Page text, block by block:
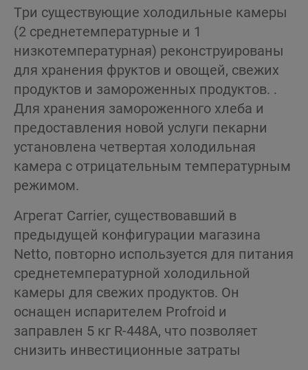
Три существующие холодильные камеры
(2 среднетемпературные и 1
низкотемпературная) реконструированы
для хранения фруктов и овощей, свежих
продуктов и замороженных продуктов. .
Для хранения замороженного хлеба и
предоставления новой услуги пекарни
установлена четвертая холодильная
камера с отрицательным температурным
режимом.
Агрегат Carrier, существовавший в
предыдущей конфигурации магазина
Netto, повторно используется для питания
среднетемпературной холодильной
камеры для свежих продуктов. Он
оснащен испарителем Profroid и
заправлен 5 кг R-448A, что позволяет
снизить инвестиционные затраты